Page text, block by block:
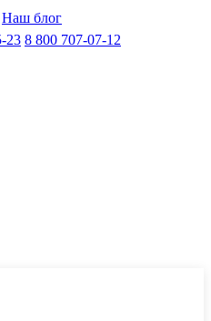
Наш блог
23 8 800 707-07-12